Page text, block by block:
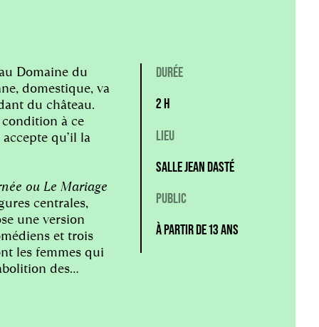
Domaine du
domestique, va
du château.
à ce
qu’il la
ou Le Mariage
centrales,
une version
et trois
les femmes qui
des
en inventant
DURÉE
2 H
LIEU
SALLE JEAN DASTÉ
PUBLIC
À PARTIR DE 13 ANS